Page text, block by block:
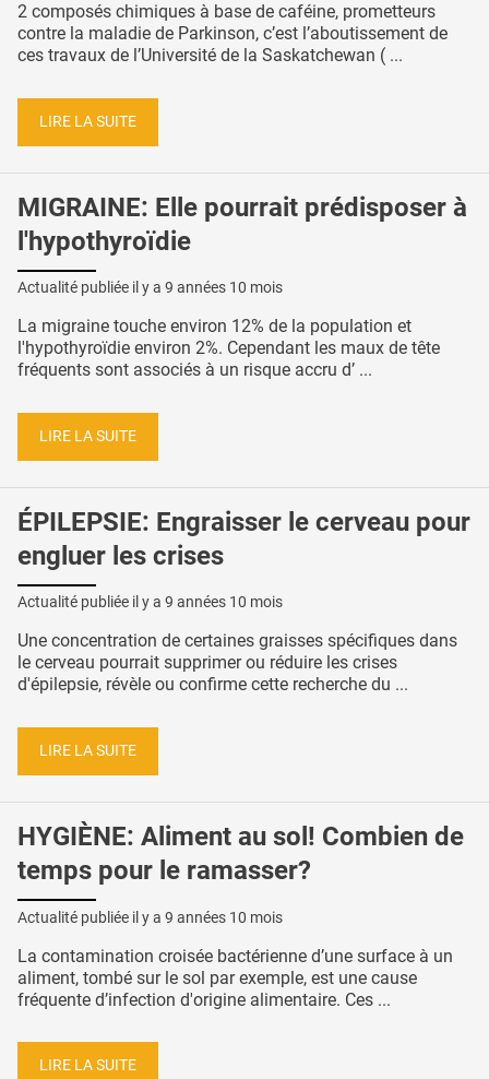
2 composés chimiques à base de caféine, prometteurs
contre la maladie de Parkinson, c’est l’aboutissement de
ces travaux de l’Université de la Saskatchewan ( ...
LIRE LA SUITE
MIGRAINE: Elle pourrait prédisposer à
l'hypothyroïdie
Actualité publiée il y a 9 années 10 mois
La migraine touche environ 12% de la population et
l'hypothyroïdie environ 2%. Cependant les maux de tête
fréquents sont associés à un risque accru d’ ...
LIRE LA SUITE
ÉPILEPSIE: Engraisser le cerveau pour
engluer les crises
Actualité publiée il y a 9 années 10 mois
Une concentration de certaines graisses spécifiques dans
le cerveau pourrait supprimer ou réduire les crises
d'épilepsie, révèle ou confirme cette recherche du ...
LIRE LA SUITE
HYGIÈNE: Aliment au sol! Combien de
temps pour le ramasser?
Actualité publiée il y a 9 années 10 mois
La contamination croisée bactérienne d’une surface à un
aliment, tombé sur le sol par exemple, est une cause
fréquente d’infection d'origine alimentaire. Ces ...
LIRE LA SUITE